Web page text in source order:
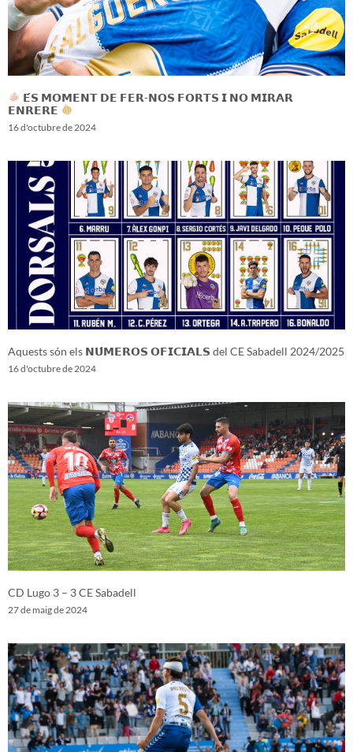
𝗘́𝗦 𝗠𝗢𝗠𝗘𝗡𝗧 𝗗𝗘 𝗙𝗘𝗥-𝗡𝗢𝗦 𝗙𝗢𝗥𝗧𝗦 𝗜 𝗡𝗢 𝗠𝗜𝗥𝗔𝗥
𝗘𝗡𝗥𝗘𝗥𝗘
16 d'octubre de 2024
Aquests són els 𝗡𝗨́𝗠𝗘𝗥𝗢𝗦 𝗢𝗙𝗜𝗖𝗜𝗔𝗟𝗦 del CE Sabadell 2024/2025
16 d'octubre de 2024
CD Lugo 3 – 3 CE Sabadell
27 de maig de 2024